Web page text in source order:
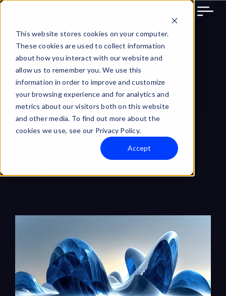
This website stores cookies on your computer.
These cookies are used to collect information
about how you interact with our website and
allow us to remember you. We use this
information in order to improve and customize
your browsing experience and for analytics and
metrics about our visitors both on this website
and other media. To find out more about the
cookies we use, see our Privacy Policy.
Accept
Skip
content
Mudança Inspiradora:
Cardano e SERPRO
impulsionam a adoção do
Cardano no setor público